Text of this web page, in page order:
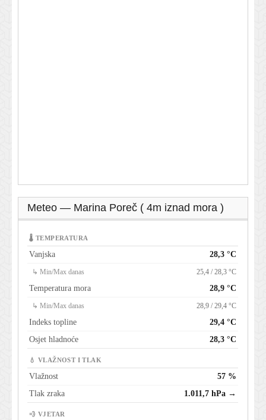
Meteo — Marina Poreč ( 4m iznad mora )
🌡 TEMPERATURA
Vanjska 28,3 °C
↳ Min/Max danas 25,4 / 28,3 °C
Temperatura mora 28,9 °C
↳ Min/Max danas 28,9 / 29,4 °C
Indeks topline
29,4 °C
Osjet hladnoće
28,3 °C
💧 VLAŽNOST I TLAK
Vlažnost
57 %
Tlak zraka
1.011,7 hPa →
💨 VJETAR